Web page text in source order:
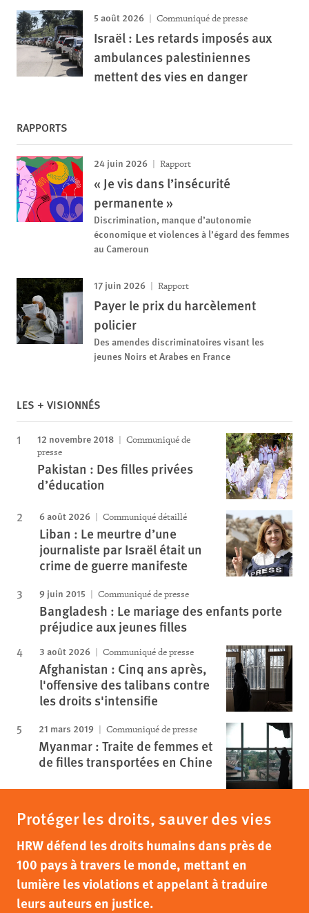
5 août 2026 Communiqué de presse
Israël : Les retards imposés aux
ambulances palestiniennes
mettent des vies en danger
RAPPORTS
24 juin 2026 Rapport
« Je vis dans l’insécurité
permanente »
Discrimination, manque d’autonomie
économique et violences à l’égard des femmes
au Cameroun
17 juin 2026 Rapport
Payer le prix du harcèlement
policier
Des amendes discriminatoires visant les
jeunes Noirs et Arabes en France
LES + VISIONNÉS
12 novembre 2018
Communiqué de
presse
Pakistan : Des filles privées
d’éducation
6 août 2026 Communiqué détaillé
Liban : Le meurtre d’une
journaliste par Israël était un
crime de guerre manifeste
9 juin 2015 Communiqué de presse
Bangladesh : Le mariage des enfants porte
préjudice aux jeunes filles
3 août 2026 Communiqué de presse
Afghanistan : Cinq ans après,
l'offensive des talibans contre
les droits s'intensifie
21 mars 2019 Communiqué de presse
Myanmar : Traite de femmes et
de filles transportées en Chine
Protéger les droits, sauver des vies
HRW défend les droits humains dans près de
100 pays à travers le monde, mettant en
lumière les violations et appelant à traduire
leurs auteurs en justice.